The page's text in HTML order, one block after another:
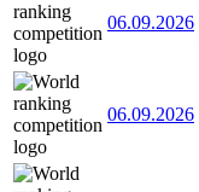
06.09.2026
06.09.2026